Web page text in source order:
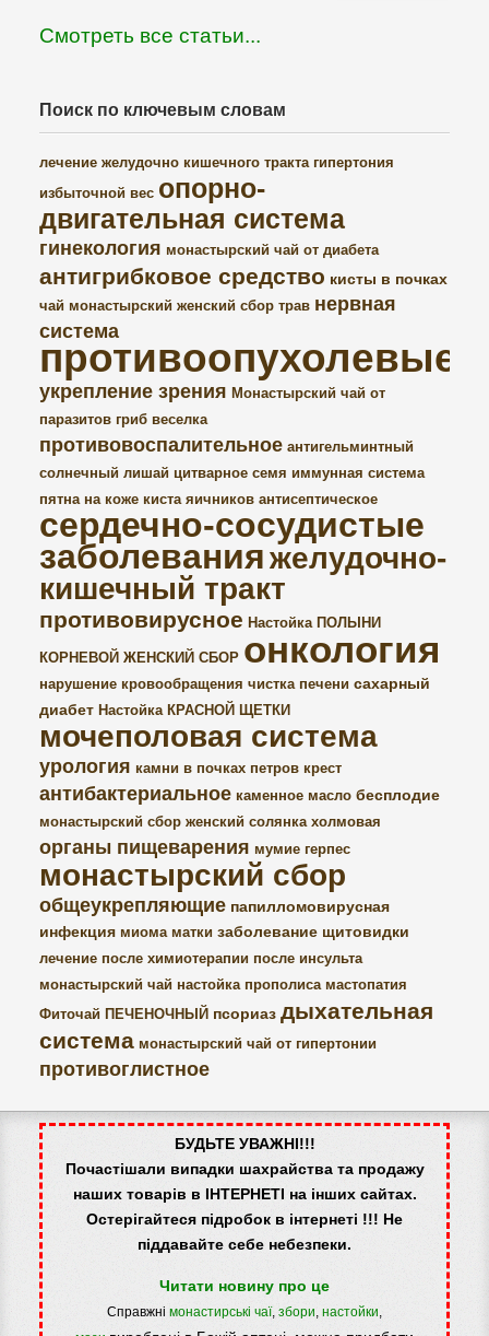
Смотреть все статьи...
Поиск по ключевым словам
лечение желудочно кишечного тракта гипертония
избыточной вес опорно-
двигательная система
гинекология монастырский чай от диабета
антигрибковое средство кисты в почках
чай монастырский женский сбор трав нервная
система
противоопухолевые
укрепление зрения Монастырский чай от
паразитов гриб веселка
противовоспалительное антигельминтный
солнечный лишай цитварное семя иммунная система
пятна на коже киста яичников антисептическое
сердечно-сосудистые
заболевания желудочно-
кишечный тракт
противовирусное Настойка ПОЛЫНИ
КОРНЕВОЙ ЖЕНСКИЙ СБОР онкология
нарушение кровообращения чистка печени сахарный
диабет Настойка КРАСНОЙ ЩЕТКИ
мочеполовая система
урология камни в почках петров крест
антибактериальное каменное масло бесплодие
монастырский сбор женский солянка холмовая
органы пищеварения мумие герпес
монастырский сбор
общеукрепляющие папилломовирусная
инфекция миома матки заболевание щитовидки
лечение после химиотерапии после инсульта
монастырский чай настойка прополиса мастопатия
Фиточай ПЕЧЕНОЧНЫЙ псориаз дыхательная
система монастырский чай от гипертонии
противоглистное
БУДЬТЕ УВАЖНІ!!!
Почастішали випадки шахрайства та продажу
наших товарів в ІНТЕРНЕТІ на інших сайтах.
Остерігайтеся підробок в інтернеті !!! Не
піддавайте себе небезпеки.
Читати новину про це
Справжні монастирські чаї, збори, настойки,